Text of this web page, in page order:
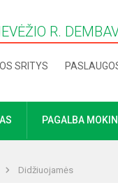
R.
SRITYS
PAGALBA
Didžiuojamės